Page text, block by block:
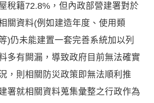
稅籍72.8%，但內政部營建署對於
關資料(例如建造年度、使用類
)仍未能建置一套完善系統加以列
多有闕漏，導致政府目前無法確實
，則相關防災政策即無法順利推
署就相關資料蒐集彙整之行政作為